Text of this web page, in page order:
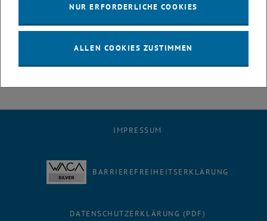
GHG Emissions in the Wastewater Sector."
talk-tu-wien-16-june-2026/
IMPRESSUM
BARRIEREFREIHEITSERKLÄRUNG
DATENSCHUTZERKLÄRUNG (PDF)
NUR ERFORDERLICHE COOKIES
ALLEN COOKIES ZUSTIMMEN